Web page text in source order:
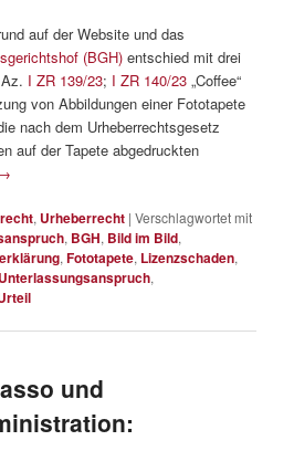
auf der Website und das
(BGH) entschied mit drei
I ZR 139/23; I ZR 140/23 „Coffee“
von Abbildungen einer Fototapete
nach dem Urheberrechtsgesetz
auf der Tapete abgedruckten
, Urheberrecht |Verschlagwortet mit
, BGH, Bild im Bild,
,Fototapete, Lizenzschaden,
Unterlassungsanspruch,
und